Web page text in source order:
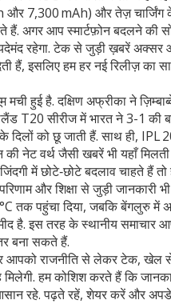
और 7,300 mAh) और तेज़
हैं. अगर आप स्मार्टफ़ोन बदलने की
रहेगा. टेक से जुड़ी ख़बरें
हैं, इसलिए हम हर नई रिलीज़ का
मची हुई है. दक्षिण अफ्रीका ने
T20 सीरीज में भारत ने 3-1 की
दिलों को छू जाती हैं. साथ ही,
नेट वर्थ जैसी खबरें भी यहाँ
में छोटे‑छोटे बदलाव चाहते हैं तो
और शिक्षा से जुड़ी जानकारी
°C तक पहुंचा दिया, जबकि बेंगलुरु में
है. इस तरह के स्थानीय समाचार
बना सकते हैं.
आपको राजनीति से लेकर टेक, खेल
हम कोशिश करते हैं कि
रहे. पढ़ते रहें, शेयर करें और